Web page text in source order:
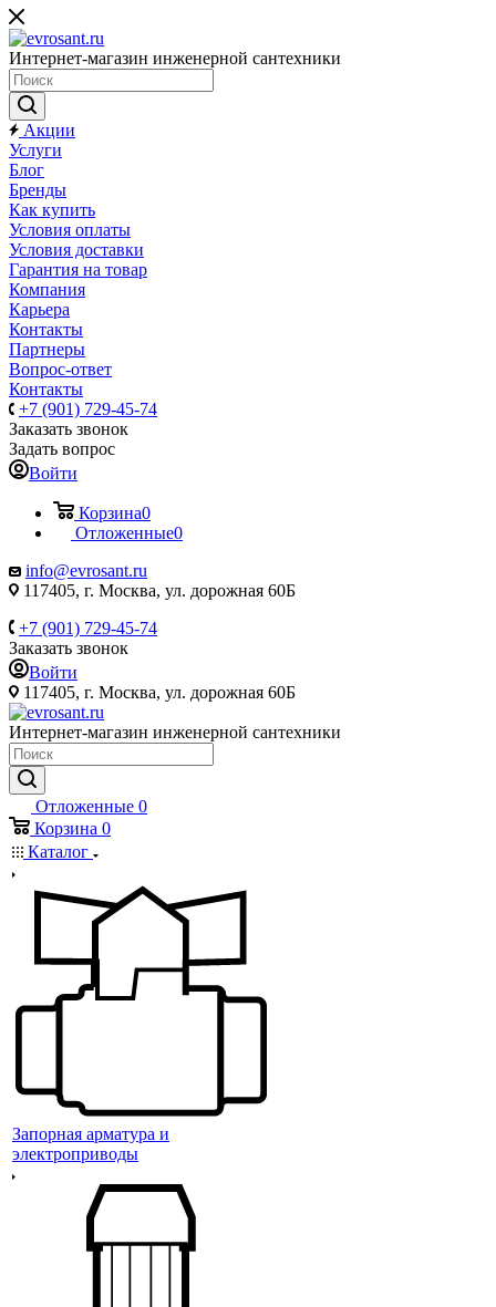
Интернет-магазин инженерной сантехники
Акции
Услуги
Блог
Бренды
Как купить
Условия оплаты
Условия доставки
Гарантия на товар
Компания
Карьера
Контакты
Партнеры
Вопрос-ответ
Контакты
+7 (901) 729-45-74
Заказать звонок
Задать вопрос
Войти
Корзина0
Отложенные0
info@evrosant.ru
117405, г. Москва, ул. дорожная 60Б
+7 (901) 729-45-74
Заказать звонок
Войти
117405, г. Москва, ул. дорожная 60Б
Интернет-магазин инженерной сантехники
Отложенные 0
Корзина 0
Каталог
Запорная арматура и
электроприводы